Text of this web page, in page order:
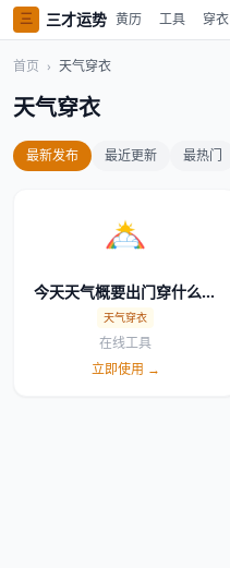
三 三才运势 黄历 工具 穿衣
首页 › 天气穿衣
天气穿衣
最新发布 最近更新 最热门
今天天气概要出门穿什么参
考
天气穿衣
在线工具
立即使用 →